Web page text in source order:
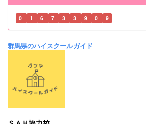
0 1 6 7 3 3 9 0 9
群馬県のハイスクールガイド